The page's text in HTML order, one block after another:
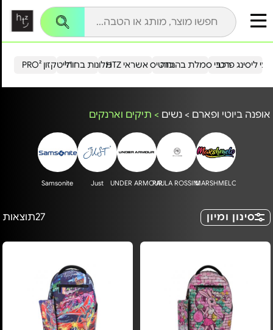
הייטקזון PRO²מלונות בחו"ל כרטיס אשראי HTZ ליסינג פרטירכבי סמלת בהנחה
אופנה ביוטי ופארם > נשים > תיקים וארנקים
MARSHMELO
PAULA ROSSINI
UNDER ARMOUR
Just
Samsonite
סינון ומיון 27תוצאות